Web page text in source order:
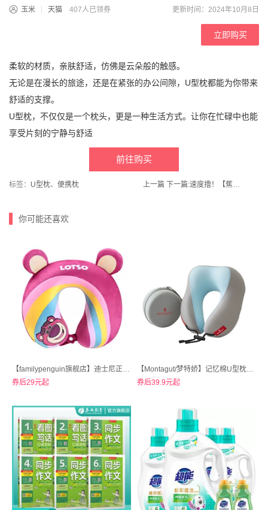
玉米 天猫 407人已领券 更新时间：2024年10月8日
立即购买
柔软的材质，亲肤舒适，仿佛是云朵般的触感。
无论是在漫长的旅途，还是在紧张的办公间隙，U型枕都能为你带来
舒适的支撑。
U型枕，不仅仅是一个枕头，更是一种生活方式。让你在忙碌中也能
享受片刻的宁静与舒适
前往购买
标签： U型枕、 便携枕 上一篇 下一篇: 速度撸！【蕉下官方旗舰店】蕉下女士棉质内裤 3条
你可能还喜欢
【familypenguin旗舰店】迪士尼正版草莓熊午睡旅游护颈u型枕
券后29元起
【Montagut/梦特娇】记忆棉U型枕旅行便携护颈枕
券后39.9元起